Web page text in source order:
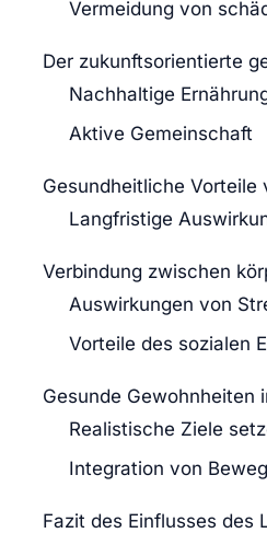
Vermeidung von
Der zukunftsorientierte
Nachhaltige
Aktive Gemeinschaft
Gesundheitliche
Langfristige
Verbindung zwischen
Auswirkungen von
Vorteile des sozialen
Gesunde Gewohnheiten
Realistische Ziele
Integration von
Fazit des Einflusses des